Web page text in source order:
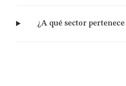
¿A qué sector